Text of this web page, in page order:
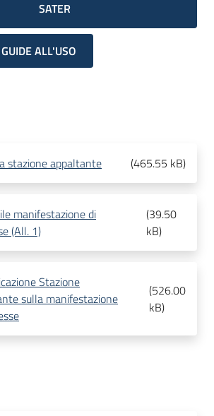
SATER
ALL'USO
stazione appaltante (465.55 kB)
manifestazione di
(All. 1)
(39.50
kB)
Stazione
sulla manifestazione
(526.00
kB)